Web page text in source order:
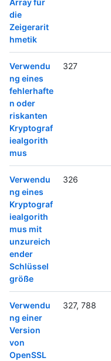
Array für
die
Zeigerarit
hmetik
Verwendu
ng eines
fehlerhafte
n oder
riskanten
Kryptograf
iealgorith
mus
327
Verwendu
ng eines
Kryptograf
iealgorith
mus mit
unzureich
ender
Schlüssel
größe
326
Verwendu
ng einer
Version
von
OpenSSL
327, 788